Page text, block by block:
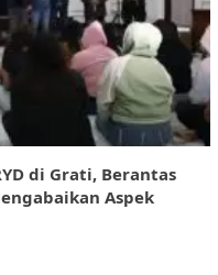
di Grati, Berantas
Aspek